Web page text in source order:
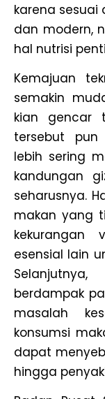
karena
dan modern,
hal nutrisi
Kemajuan
semakin
kian gencar
tersebut pun
lebih sering
kandungan
seharusnya.
makan yang
kekurangan
esensial lain
berdampak
masalah
konsumsi
dapat
hingga